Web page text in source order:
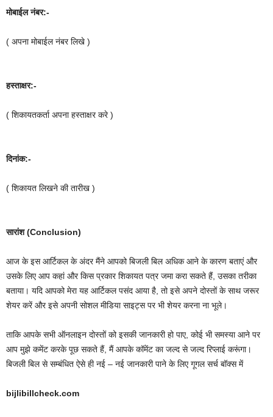
मोबाईल नंबर:-
( अपना मोबाईल नंबर लिखे )
हस्ताक्षर:-
( शिकायतकर्ता अपना हस्ताक्षर करे )
दिनांक:-
( शिकायत लिखने की तारीख )
सारांश (Conclusion)
आज के इस आर्टिकल के अंदर मैंने आपको बिजली बिल अधिक आने के कारण बताएं और
उसके लिए आप कहां और किस प्रकार शिकायत पत्र जमा करा सकते हैं, उसका तरीका
बताया। यदि आपको मेरा यह आर्टिकल पसंद आया है, तो इसे अपने दोस्तों के साथ जरूर
शेयर करें और इसे अपनी सोशल मीडिया साइट्स पर भी शेयर करना ना भूले।
ताकि आपके सभी ऑनलाइन दोस्तों को इसकी जानकारी हो पाए, कोई भी समस्या आने पर
आप मुझे कमेंट करके पूछ सकते हैं, मैं आपके कॉमेंट का जल्द से जल्द रिप्लाई करूंगा।
बिजली बिल से सम्बंधित ऐसे ही नई – नई जानकारी पाने के लिए गूगल सर्च बॉक्स में
bijlibillcheck.com